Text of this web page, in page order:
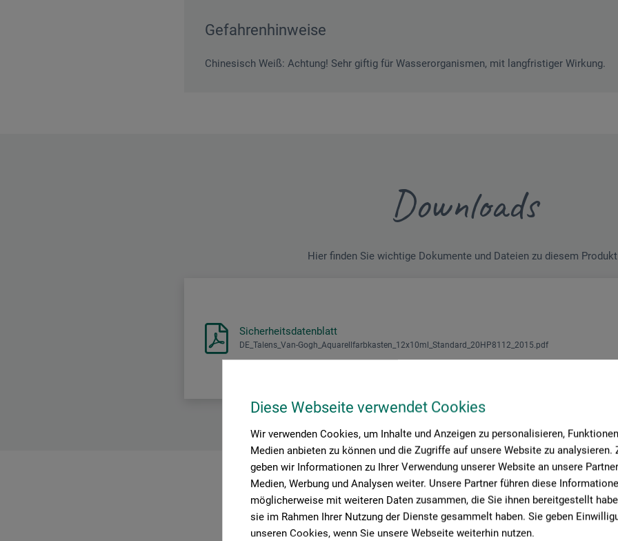
Diese Webseite verwendet Cookies
Wir verwenden Cookies, um Inhalte und Anzeigen zu personalisieren,
Medien anbieten zu können und die Zugriffe auf unsere Website zu analysieren.
geben wir Informationen zu Ihrer Verwendung unserer Website an unsere
Medien, Werbung und Analysen weiter. Unsere Partner führen diese
möglicherweise mit weiteren Daten zusammen, die Sie ihnen bereitgestellt
sie im Rahmen Ihrer Nutzung der Dienste gesammelt haben. Sie geben
unseren Cookies, wenn Sie unsere Webseite weiterhin nutzen.
Gefahrenhinweise
Chinesisch Weiß: Achtung! Sehr giftig für Wasserorganismen, mit langfristiger Wirkung.
Downloads
Hier finden Sie wichtige Dokumente und Dateien zu diesem
Sicherheitsdatenblatt
DE_Talens_Van-Gogh_Aquarellfarbkasten_12x10ml_Standard_20HP8112_2015.pdf
Produktbewertungen